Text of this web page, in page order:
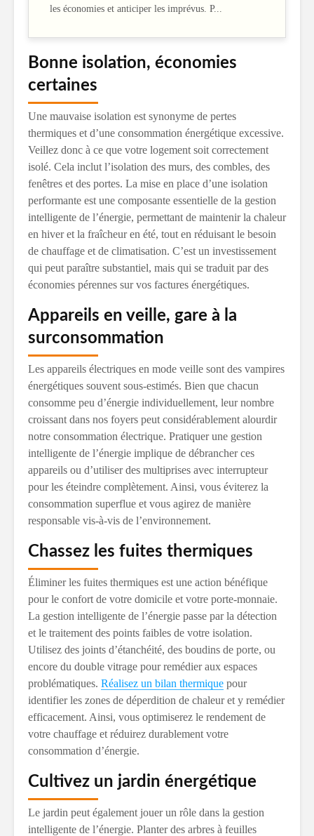
les économies et anticiper les imprévus. P...
Bonne isolation, économies
certaines
Une mauvaise isolation est synonyme de pertes
thermiques et d’une consommation énergétique excessive.
Veillez donc à ce que votre logement soit correctement
isolé. Cela inclut l’isolation des murs, des combles, des
fenêtres et des portes. La mise en place d’une isolation
performante est une composante essentielle de la gestion
intelligente de l’énergie, permettant de maintenir la chaleur
en hiver et la fraîcheur en été, tout en réduisant le besoin
de chauffage et de climatisation. C’est un investissement
qui peut paraître substantiel, mais qui se traduit par des
économies pérennes sur vos factures énergétiques.
Appareils en veille, gare à la
surconsommation
Les appareils électriques en mode veille sont des vampires
énergétiques souvent sous-estimés. Bien que chacun
consomme peu d’énergie individuellement, leur nombre
croissant dans nos foyers peut considérablement alourdir
notre consommation électrique. Pratiquer une gestion
intelligente de l’énergie implique de débrancher ces
appareils ou d’utiliser des multiprises avec interrupteur
pour les éteindre complètement. Ainsi, vous éviterez la
consommation superflue et vous agirez de manière
responsable vis-à-vis de l’environnement.
Chassez les fuites thermiques
Éliminer les fuites thermiques est une action bénéfique
pour le confort de votre domicile et votre porte-monnaie.
La gestion intelligente de l’énergie passe par la détection
et le traitement des points faibles de votre isolation.
Utilisez des joints d’étanchéité, des boudins de porte, ou
encore du double vitrage pour remédier aux espaces
problématiques. Réalisez un bilan thermique pour
identifier les zones de déperdition de chaleur et y remédier
efficacement. Ainsi, vous optimiserez le rendement de
votre chauffage et réduirez durablement votre
consommation d’énergie.
Cultivez un jardin énergétique
Le jardin peut également jouer un rôle dans la gestion
intelligente de l’énergie. Planter des arbres à feuilles